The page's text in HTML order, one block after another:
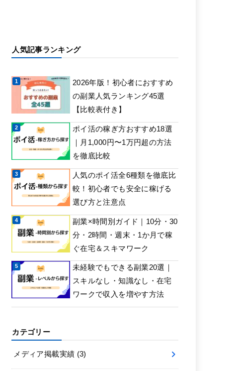
人気記事ランキング
2026年版！初心者におすすめ
の副業人気ランキング45選
【比較表付き】
ポイ活の稼ぎ方おすすめ18選
｜月1,000円〜1万円超の方法
を徹底比較
人気のポイ活全6種類を徹底比
較！初心者でも安全に稼げる
選び方と注意点
副業×時間別ガイド｜10分・30
分・2時間・週末・1か月で稼
ぐ在宅＆スキマワーク
未経験でもできる副業20選｜
スキルなし・知識なし・在宅
ワークで収入を増やす方法
カテゴリー
メディア掲載実績 (3)